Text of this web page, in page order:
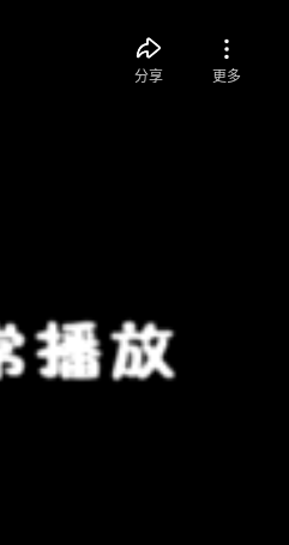
分享 更多